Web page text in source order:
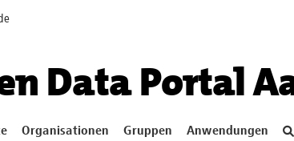
Data Portal
Organisationen Gruppen Anwendungen